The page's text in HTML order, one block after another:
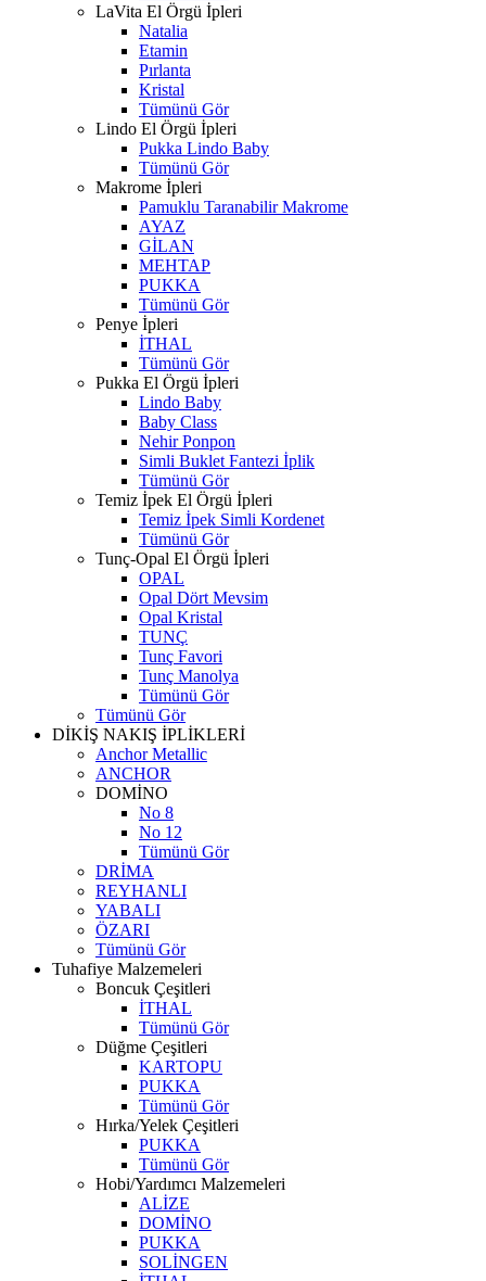
LaVita El Örgü İpleri
Natalia
Etamin
Pırlanta
Kristal
Tümünü Gör
Lindo El Örgü İpleri
Pukka Lindo Baby
Tümünü Gör
Makrome İpleri
Pamuklu Taranabilir Makrome
AYAZ
GİLAN
MEHTAP
PUKKA
Tümünü Gör
Penye İpleri
İTHAL
Tümünü Gör
Pukka El Örgü İpleri
Lindo Baby
Baby Class
Nehir Ponpon
Simli Buklet Fantezi İplik
Tümünü Gör
Temiz İpek El Örgü İpleri
Temiz İpek Simli Kordenet
Tümünü Gör
Tunç-Opal El Örgü İpleri
OPAL
Opal Dört Mevsim
Opal Kristal
TUNÇ
Tunç Favori
Tunç Manolya
Tümünü Gör
Tümünü Gör
DİKİŞ NAKIŞ İPLİKLERİ
Anchor Metallic
ANCHOR
DOMİNO
No 8
No 12
Tümünü Gör
DRİMA
REYHANLI
YABALI
ÖZARI
Tümünü Gör
Tuhafiye Malzemeleri
Boncuk Çeşitleri
İTHAL
Tümünü Gör
Düğme Çeşitleri
KARTOPU
PUKKA
Tümünü Gör
Hırka/Yelek Çeşitleri
PUKKA
Tümünü Gör
Hobi/Yardımcı Malzemeleri
ALİZE
DOMİNO
PUKKA
SOLİNGEN